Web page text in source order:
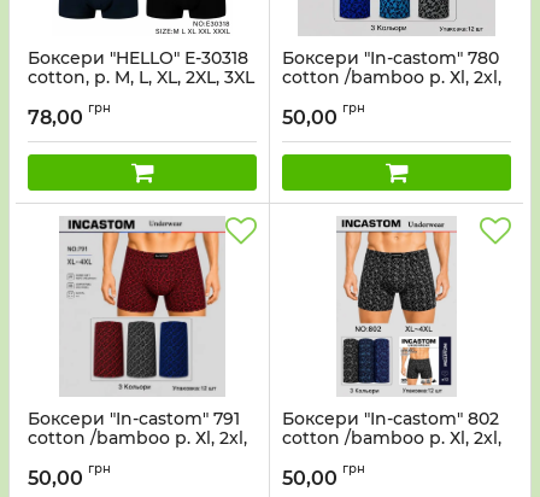
Боксери "HELLO" Е-30318
cotton, р. M, L, XL, 2XL, 3XL
78,00 грн
Боксери "In-castom" 780
cotton /bamboo р. Хl, 2xl,
12 шт
50,00 грн
Боксери "In-castom" 791
cotton /bamboo р. Хl, 2xl,
12 шт
50,00 грн
Боксери "In-castom" 802
cotton /bamboo р. Хl, 2xl,
12 шт
50,00 грн